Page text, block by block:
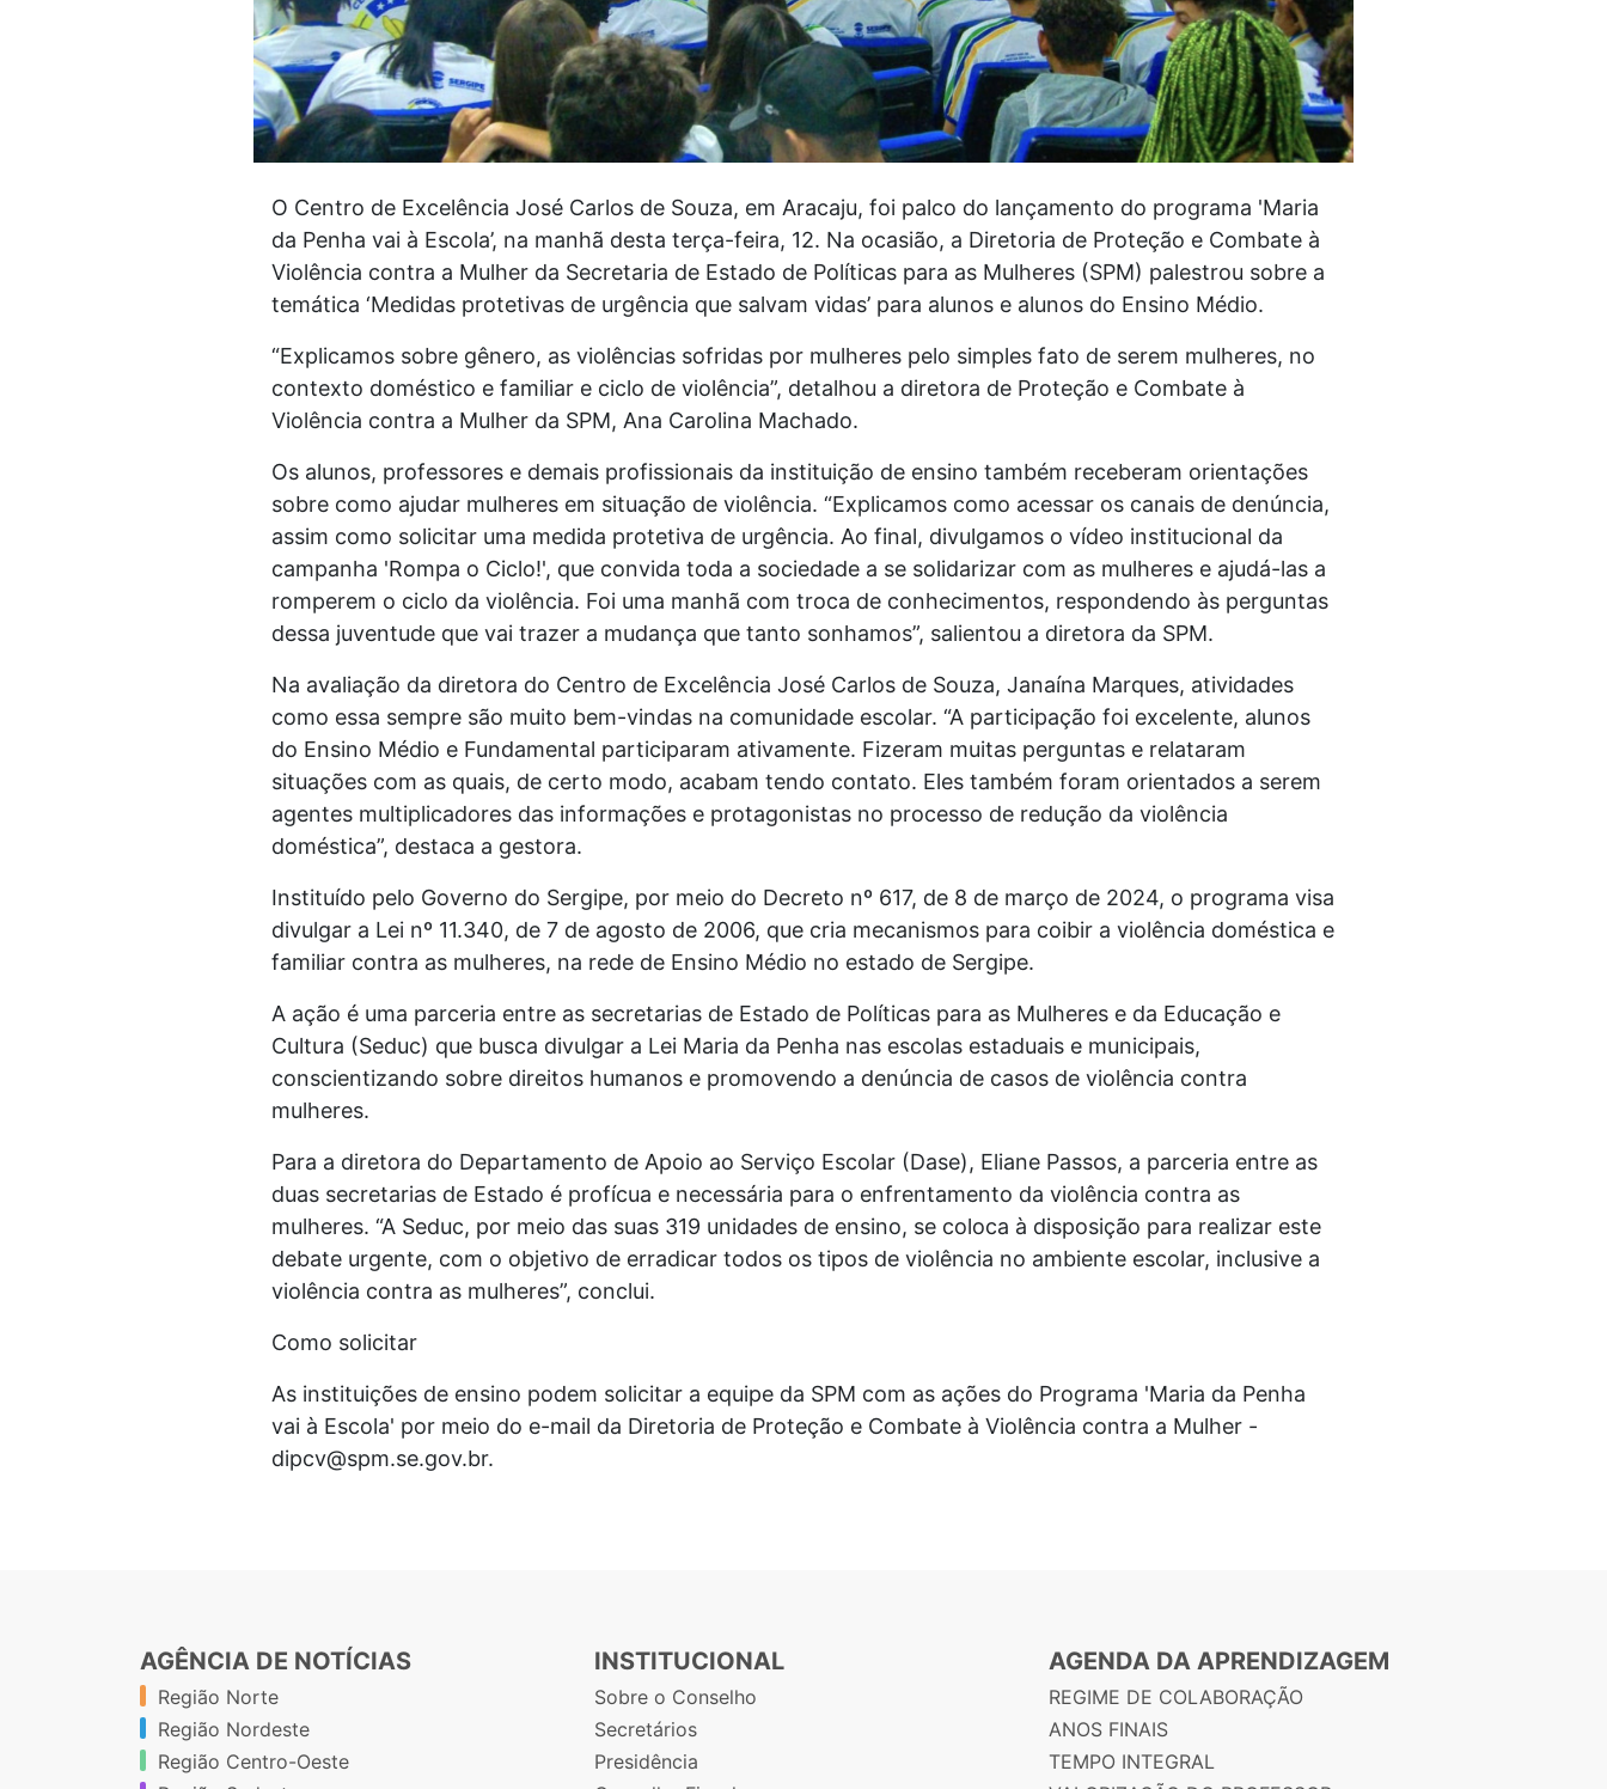
O Centro de Excelência José Carlos de Souza, em Aracaju, foi palco do lançamento do programa 'Maria
da Penha vai à Escola’, na manhã desta terça-feira, 12. Na ocasião, a Diretoria de Proteção e Combate à
Violência contra a Mulher da Secretaria de Estado de Políticas para as Mulheres (SPM) palestrou sobre a
temática ‘Medidas protetivas de urgência que salvam vidas’ para alunos e alunos do Ensino Médio.
“Explicamos sobre gênero, as violências sofridas por mulheres pelo simples fato de serem mulheres, no
contexto doméstico e familiar e ciclo de violência”, detalhou a diretora de Proteção e Combate à
Violência contra a Mulher da SPM, Ana Carolina Machado.
Os alunos, professores e demais profissionais da instituição de ensino também receberam orientações
sobre como ajudar mulheres em situação de violência. “Explicamos como acessar os canais de denúncia,
assim como solicitar uma medida protetiva de urgência. Ao final, divulgamos o vídeo institucional da
campanha 'Rompa o Ciclo!', que convida toda a sociedade a se solidarizar com as mulheres e ajudá-las a
romperem o ciclo da violência. Foi uma manhã com troca de conhecimentos, respondendo às perguntas
dessa juventude que vai trazer a mudança que tanto sonhamos”, salientou a diretora da SPM.
Na avaliação da diretora do Centro de Excelência José Carlos de Souza, Janaína Marques, atividades
como essa sempre são muito bem-vindas na comunidade escolar. “A participação foi excelente, alunos
do Ensino Médio e Fundamental participaram ativamente. Fizeram muitas perguntas e relataram
situações com as quais, de certo modo, acabam tendo contato. Eles também foram orientados a serem
agentes multiplicadores das informações e protagonistas no processo de redução da violência
doméstica”, destaca a gestora.
Instituído pelo Governo do Sergipe, por meio do Decreto nº 617, de 8 de março de 2024, o programa visa
divulgar a Lei nº 11.340, de 7 de agosto de 2006, que cria mecanismos para coibir a violência doméstica e
familiar contra as mulheres, na rede de Ensino Médio no estado de Sergipe.
A ação é uma parceria entre as secretarias de Estado de Políticas para as Mulheres e da Educação e
Cultura (Seduc) que busca divulgar a Lei Maria da Penha nas escolas estaduais e municipais,
conscientizando sobre direitos humanos e promovendo a denúncia de casos de violência contra
mulheres.
Para a diretora do Departamento de Apoio ao Serviço Escolar (Dase), Eliane Passos, a parceria entre as
duas secretarias de Estado é profícua e necessária para o enfrentamento da violência contra as
mulheres. “A Seduc, por meio das suas 319 unidades de ensino, se coloca à disposição para realizar este
debate urgente, com o objetivo de erradicar todos os tipos de violência no ambiente escolar, inclusive a
violência contra as mulheres”, conclui.
Como solicitar
As instituições de ensino podem solicitar a equipe da SPM com as ações do Programa 'Maria da Penha
vai à Escola' por meio do e-mail da Diretoria de Proteção e Combate à Violência contra a Mulher -
dipcv@spm.se.gov.br.
AGÊNCIA DE NOTÍCIAS
Região Norte
Região Nordeste
Região Centro-Oeste
INSTITUCIONAL
Sobre o Conselho
Secretários
Presidência
AGENDA DA APRENDIZAGEM
REGIME DE COLABORAÇÃO
ANOS FINAIS
TEMPO INTEGRAL